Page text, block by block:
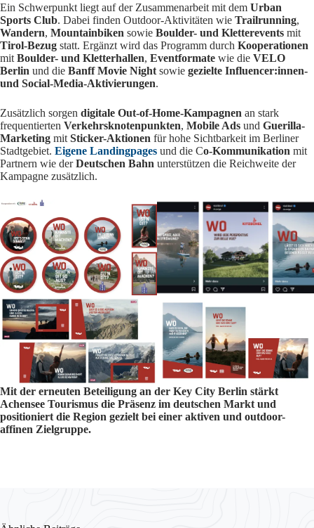
Ein Schwerpunkt liegt auf der Zusammenarbeit mit dem Urban
Sports Club. Dabei finden Outdoor-Aktivitäten wie Trailrunning,
Wandern, Mountainbiken sowie Boulder- und Kletterevents mit
Tirol-Bezug statt. Ergänzt wird das Programm durch Kooperationen
mit Boulder- und Kletterhallen, Eventformate wie die VELO
Berlin und die Banff Movie Night sowie gezielte Influencer:innen-
und Social-Media-Aktivierungen.
Zusätzlich sorgen digitale Out-of-Home-Kampagnen an stark
frequentierten Verkehrsknotenpunkten, Mobile Ads und Guerilla-
Marketing mit Sticker-Aktionen für hohe Sichtbarkeit im Berliner
Stadtgebiet. Eigene Landingpages und die Co-Kommunikation mit
Partnern wie derDeutschen Bahn unterstützen die Reichweite der
Kampagne zusätzlich.
Mit der erneuten Beteiligung an der Key City Berlin stärkt
Achensee Tourismus die Präsenz im deutschen Markt und
positioniert die Region gezielt bei einer aktiven und outdoor-
affinen Zielgruppe.